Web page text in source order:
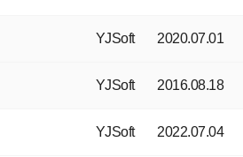
YJSoft 2020.07.01
YJSoft 2016.08.18
YJSoft 2022.07.04